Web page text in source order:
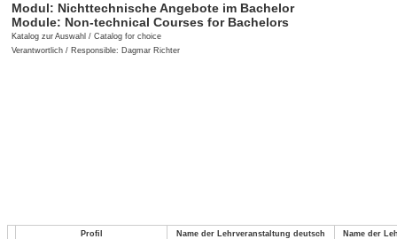
Modul: Nichttechnische Angebote im Bachelor
Module: Non-technical Courses for Bachelors
Katalog zur Auswahl / Catalog for choice
Verantwortlich / Responsible: Dagmar Richter
Profil Name der Lehrveranstaltung deutsch Name der